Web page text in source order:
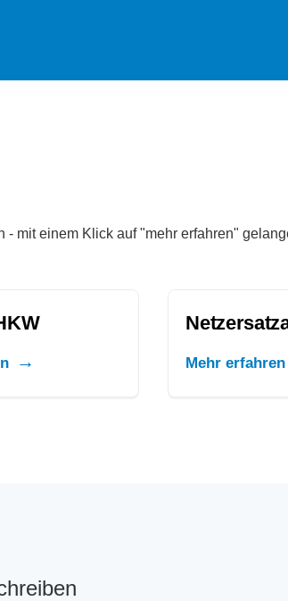
mit einem Klick auf "mehr erfahren"
Mehr erfahren